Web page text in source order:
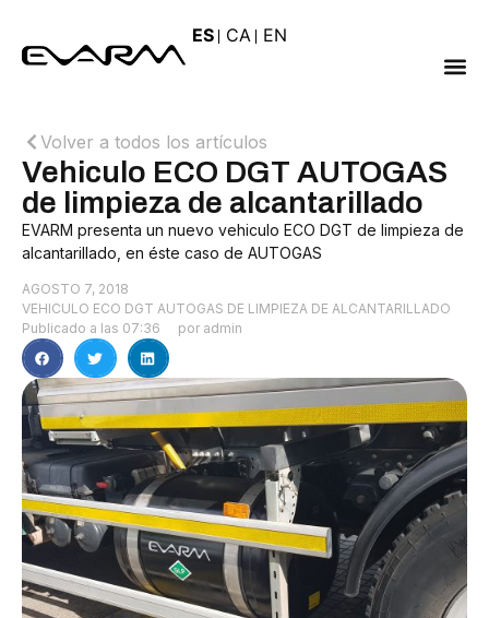
ES CA EN
Volver a todos los artículos
Vehiculo ECO DGT AUTOGAS
de limpieza de alcantarillado
EVARM presenta un nuevo vehiculo ECO DGT de limpieza de
alcantarillado, en éste caso de AUTOGAS
AGOSTO 7, 2018
VEHICULO ECO DGT AUTOGAS DE LIMPIEZA DE ALCANTARILLADO
Publicado a las 07:36 por admin